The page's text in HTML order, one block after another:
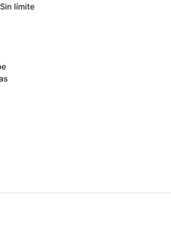
de dispositivos ‏ : ‎ Sin límite